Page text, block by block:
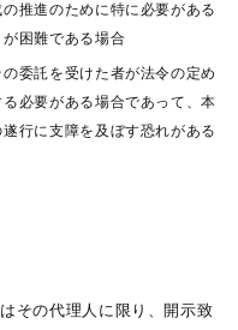
推進のために特に必要がある
困難である場合
委託を受けた者が法令の定め
必要がある場合であって、本
行に支障を及ぼす恐れがある
その代理人に限り、開示致